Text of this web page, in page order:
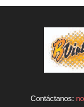
Contáctanos: